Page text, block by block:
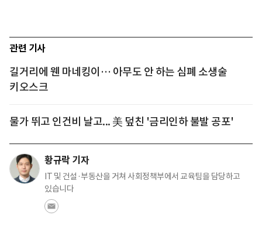
관련 기사
길거리에 웬 마네킹이… 아무도 안 하는 심폐 소생술
키오스크
물가 뛰고 인건비 날고... 美 덮친 '금리인하 불발 공포'
황규락 기자
IT 및 건설·부동산을 거쳐 사회정책부에서 교육팀을 담당하고
있습니다